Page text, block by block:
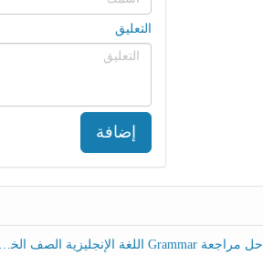
التعليق
إضافة
حل مراجعة Grammar اللغة الإنجليزية الصف الخامس الفصل الثالث